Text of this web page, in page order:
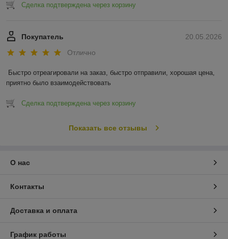
Сделка подтверждена через корзину
20.05.2026
Покупатель
Отлично
Быстро отреагировали на заказ, быстро отправили, хорошая цена,
приятно было взаимодействовать
Сделка подтверждена через корзину
Показать все отзывы
О нас
Контакты
Доставка и оплата
График работы